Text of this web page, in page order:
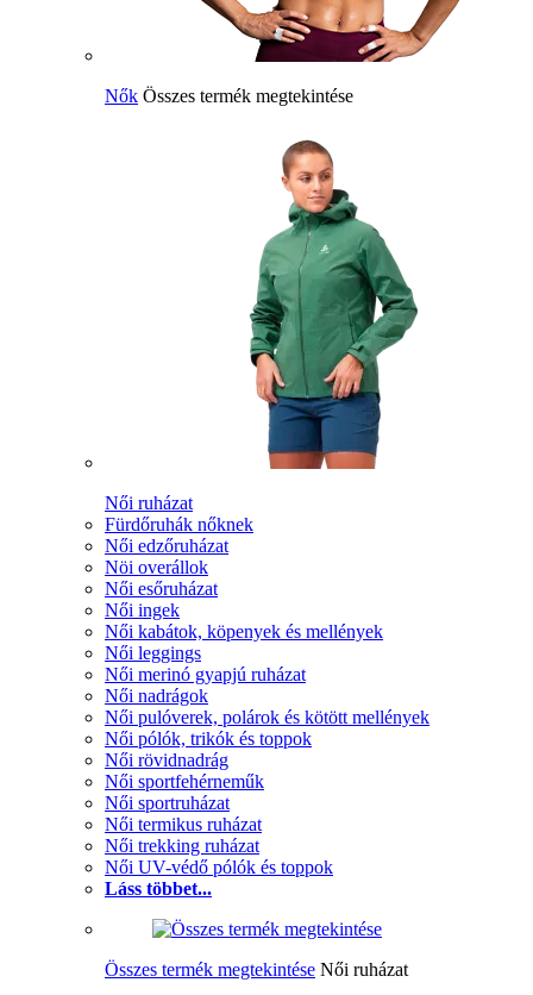
Nők Összes termék megtekintése
Női ruházat
Fürdőruhák nőknek
Női edzőruházat
Nöi overállok
Női esőruházat
Női ingek
Női kabátok, köpenyek és mellények
Női leggings
Női merinó gyapjú ruházat
Női nadrágok
Női pulóverek, polárok és kötött mellények
Női pólók, trikók és toppok
Női rövidnadrág
Női sportfehérneműk
Női sportruházat
Női termikus ruházat
Női trekking ruházat
Női UV-védő pólók és toppok
Láss többet...
Összes termék megtekintése Női ruházat